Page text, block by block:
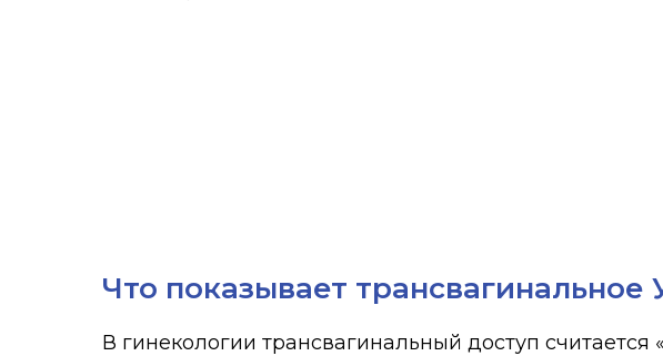
Что показывает
В гинекологии трансвагинальный доступ считается